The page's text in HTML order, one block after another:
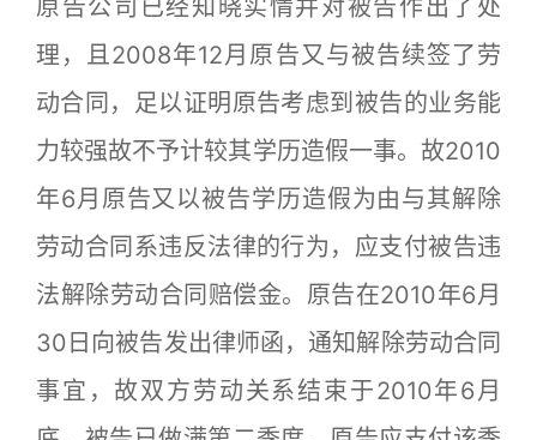
原告公司已经知晓实情并对被告作出了处
理，且2008年12月原告又与被告续签了劳
动合同，足以证明原告考虑到被告的业务能
力较强故不予计较其学历造假一事。故2010
年6月原告又以被告学历造假为由与其解除
劳动合同系违反法律的行为，应支付被告违
法解除劳动合同赔偿金。原告在2010年6月
30日向被告发出律师函，通知解除劳动合同
事宜，故双方劳动关系结束于2010年6月